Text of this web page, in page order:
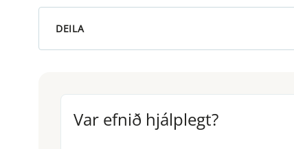
DEILA
Var efnið hjálplegt?
Var efnið hjálplegt?